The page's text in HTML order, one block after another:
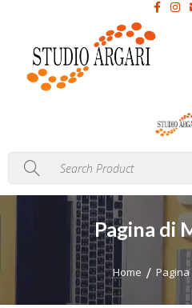
Pagina di
Home